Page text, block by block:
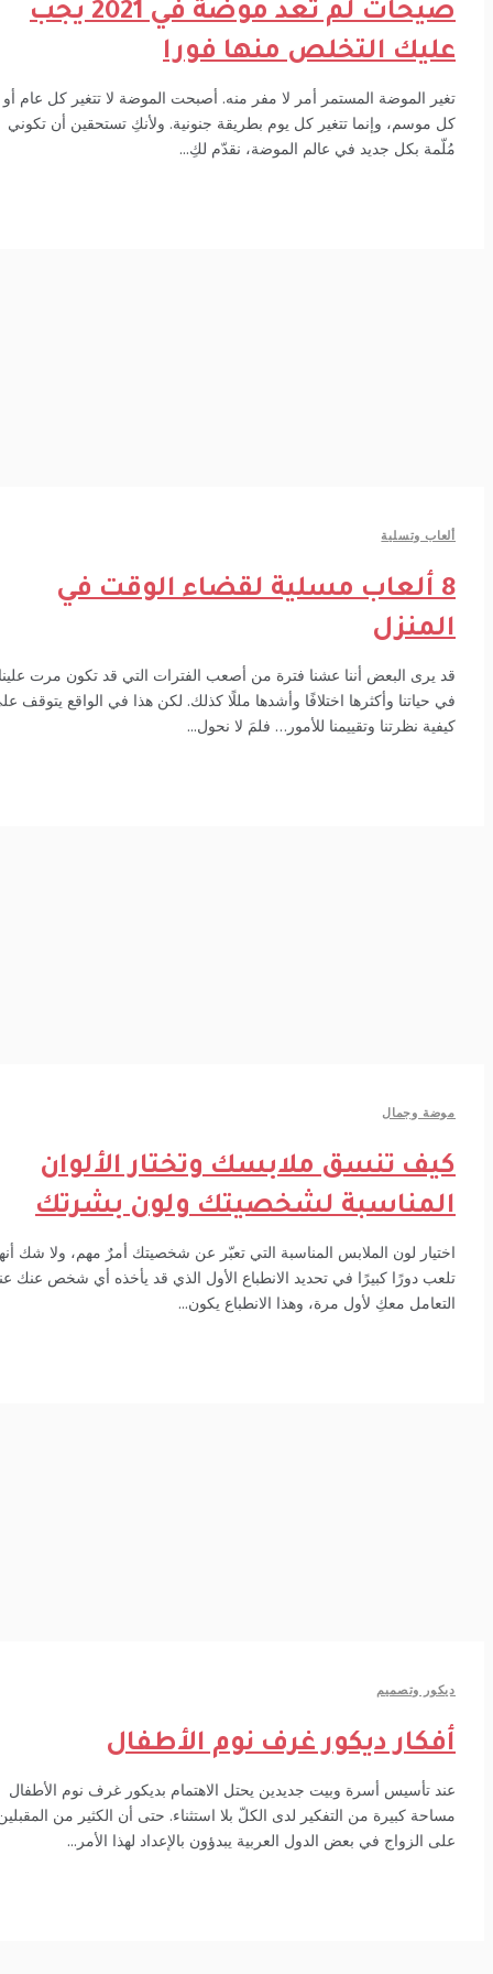
صيحات لم تعد موضة في 2021 يجب
التخلص منها فورا
الموضة المستمر أمر لا مفر منه. أصبحت الموضة لا تتغير كل عام أو
موسم، وإنما تتغير كل يوم بطريقة جنونية. ولأنكِ تستحقين أن تكوني
بكل جديد في عالم الموضة، نقدّم لكِ...
وتسلية
8 ألعاب مسلية لقضاء الوقت في
يرى البعض أننا عشنا فترة من أصعب الفترات التي قد تكون مرت علينا
حياتنا وأكثرها اختلافًا وأشدها مللًا كذلك. لكن هذا في الواقع يتوقف على
نظرتنا وتقييمنا للأمور… فلمَ لا نحول...
وجمال
تنسق ملابسك وتختار الألوان
لشخصيتك ولون بشرتك
لون الملابس المناسبة التي تعبّر عن شخصيتك أمرٌ مهم، ولا شك أنها
دورًا كبيرًا في تحديد الانطباع الأول الذي قد يأخذه أي شخص عنك عند
معكِ لأول مرة، وهذا الانطباع يكون...
وتصميم
ديكور غرف نوم الأطفال
تأسيس أسرة وبيت جديدين يحتل الاهتمام بديكور غرف نوم الأطفال
كبيرة من التفكير لدى الكلّ بلا استثناء. حتى أن الكثير من المقبلين
الزواج في بعض الدول العربية يبدؤون بالإعداد لهذا الأمر...